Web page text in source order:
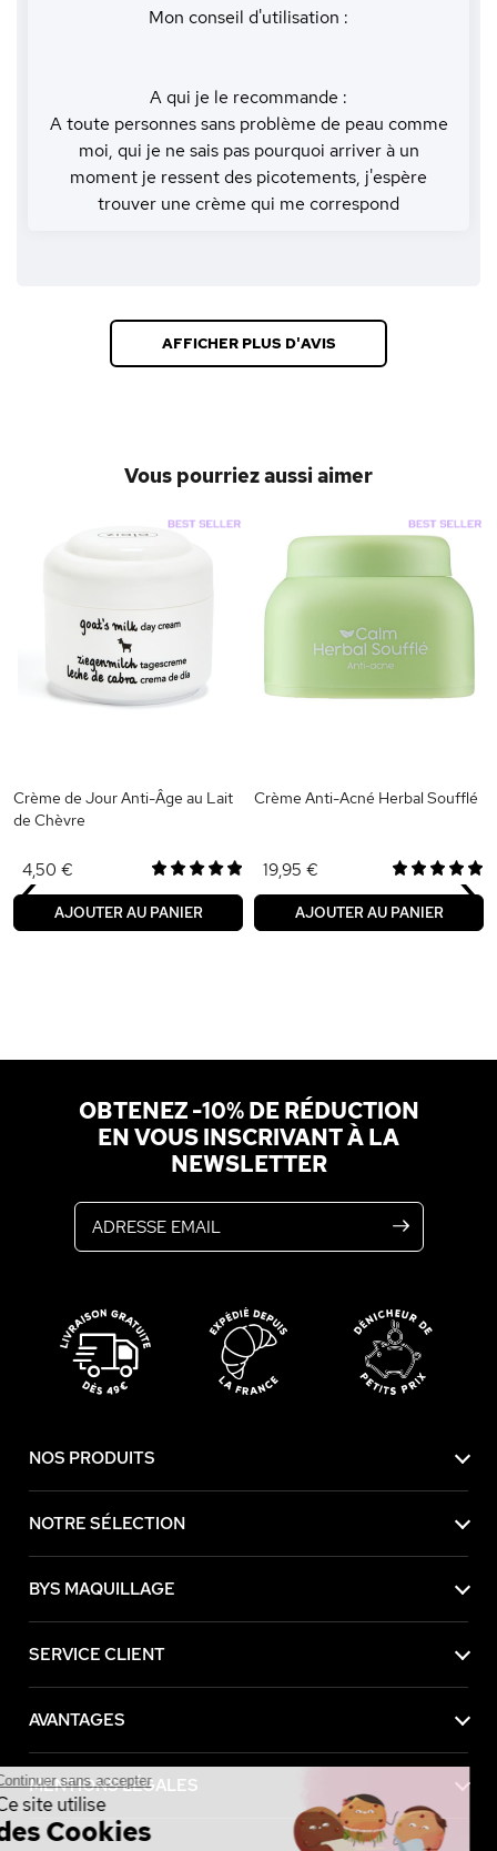
Mon conseil d'utilisation :
A qui je le recommande :
A toute personnes sans problème de peau comme
moi, qui je ne sais pas pourquoi arriver à un
moment je ressent des picotements, j'espère
trouver une crème qui me correspond
AFFICHER PLUS D'AVIS
Vous pourriez aussi aimer
Crème de Jour Anti-Âge au Lait
de Chèvre
4,50 €
AJOUTER AU PANIER
Crème Anti-Acné Herbal Soufflé
19,95 €
AJOUTER AU PANIER
‹ ›
OBTENEZ -10% DE RÉDUCTION
EN VOUS INSCRIVANT À LA
NEWSLETTER
NOS PRODUITS
NOTRE SÉLECTION
BYS MAQUILLAGE
SERVICE CLIENT
AVANTAGES
MENTIONS LÉGALES
Continuer sans accepter
Ce site utilise
des Cookies